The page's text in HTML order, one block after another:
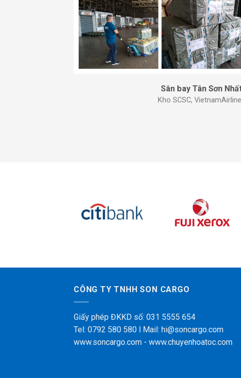
Sân bay Tân Sơn
Kho SCSC,
CÔNG TY TNHH SON CARGO
Giấy phép ĐKKD số: 031 5555 654
Tel: 0792 580 580 l Mail: hi@soncargo.com
www.soncargo.com - www.chuyenhoatoc.com